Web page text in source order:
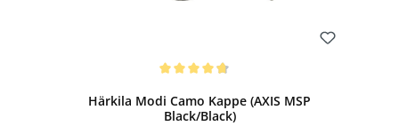
Härkila Modi Camo Kappe (AXIS MSP
Black/Black)